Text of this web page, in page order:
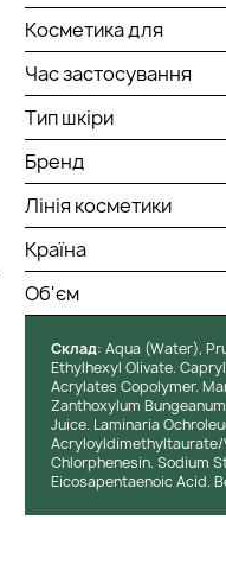
Косметика для
Час застосування
Тип шкіри
Бренд
Лінія косметики
Країна
Об'єм
Cклад: Aqua (Water),
Ethylhexyl Olivate.
Acrylates Copolymer.
Zanthoxylum
Juice. Laminaria
Acryloyldimethyltaurate/
Chlorphenesin. Sodium
Eicosapentaenoic Acid.